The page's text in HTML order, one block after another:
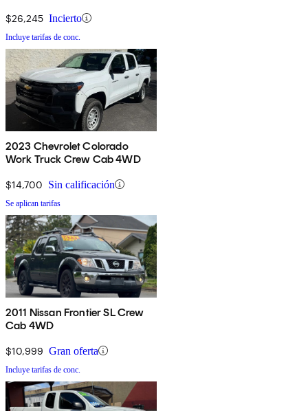
$26,245 Incierto
Incluye tarifas de conc.
2023 Chevrolet Colorado
Work Truck Crew Cab 4WD
$14,700 Sin calificación
Se aplican tarifas
2011 Nissan Frontier SL Crew
Cab 4WD
$10,999 Gran oferta
Incluye tarifas de conc.